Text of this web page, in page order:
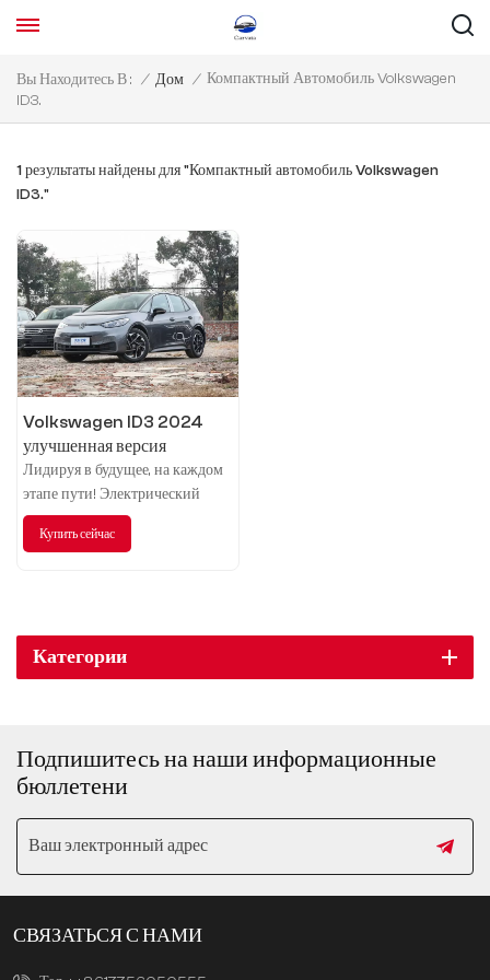
Вы Находитесь В : / Дом / Компактный Автомобиль Volkswagen
ID3.
1 результаты найдены для "Компактный автомобиль Volkswagen
ID3."
Volkswagen ID3 2024
улучшенная версия
Лидируя в будущее, на каждом
этапе пути! Электрический
внедорожник Volkswagen ID3
подарит вам новые впечатления
Купить сейчас
Категории
Подпишитесь на наши информационные
бюллетени
СВЯЗАТЬСЯ С НАМИ